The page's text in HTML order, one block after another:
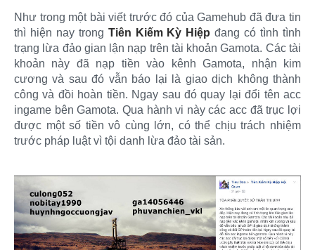
Như trong một bài viết trước đó của Gamehub đã đưa tin
thì hiện nay trong Tiên Kiếm Kỳ Hiệp đang có tình tình
trạng lừa đảo gian lận nạp trên tài khoản Gamota. Các tài
khoản này đã nạp tiền vào kênh Gamota, nhận kim
cương và sau đó vẫn báo lại là giao dịch không thành
công và đồi hoàn tiền. Ngay sau đó quay lại đổi tên acc
ingame bên Gamota. Qua hành vi này các acc đã trục lợi
được một số tiền vô cùng lớn, có thể chịu trách nhiệm
trước pháp luật vì tội danh lừa đảo tài sản.